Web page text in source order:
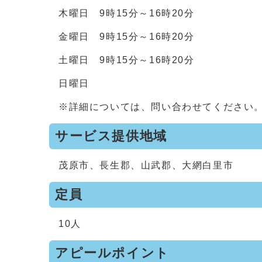
木曜日 9時15分～16時20分
金曜日 9時15分～16時20分
土曜日 9時15分～16時20分
日曜日
※詳細については、問い合わせてください
サービス提供地域
茂原市、長生郡、山武郡、大網白里市
定員
10人
アピールポイント